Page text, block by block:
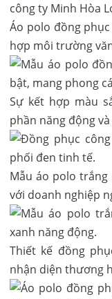
Áo polo đồng
hợp môi trường
Sự kết hợp màu
phần năng động
Mẫu áo polo
với doanh nghiệp
Thiết kế đồng
nhận diện thương